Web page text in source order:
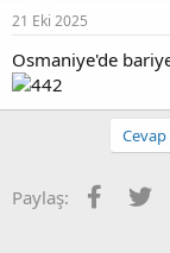
u
b
a
ş
l
g
ı
ç
t
21 Eki 2025
Osmaniye'de
Paylaş: